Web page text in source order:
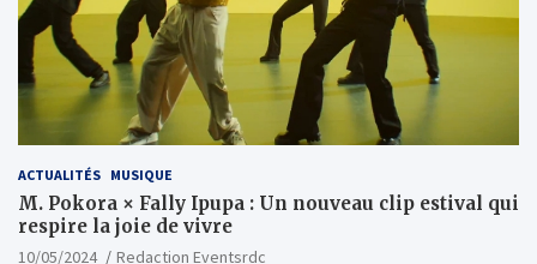
ACTUALITÉS MUSIQUE
M. Pokora × Fally Ipupa : Un nouveau clip estival qui
respire la joie de vivre
10/05/2024
Redaction Eventsrdc